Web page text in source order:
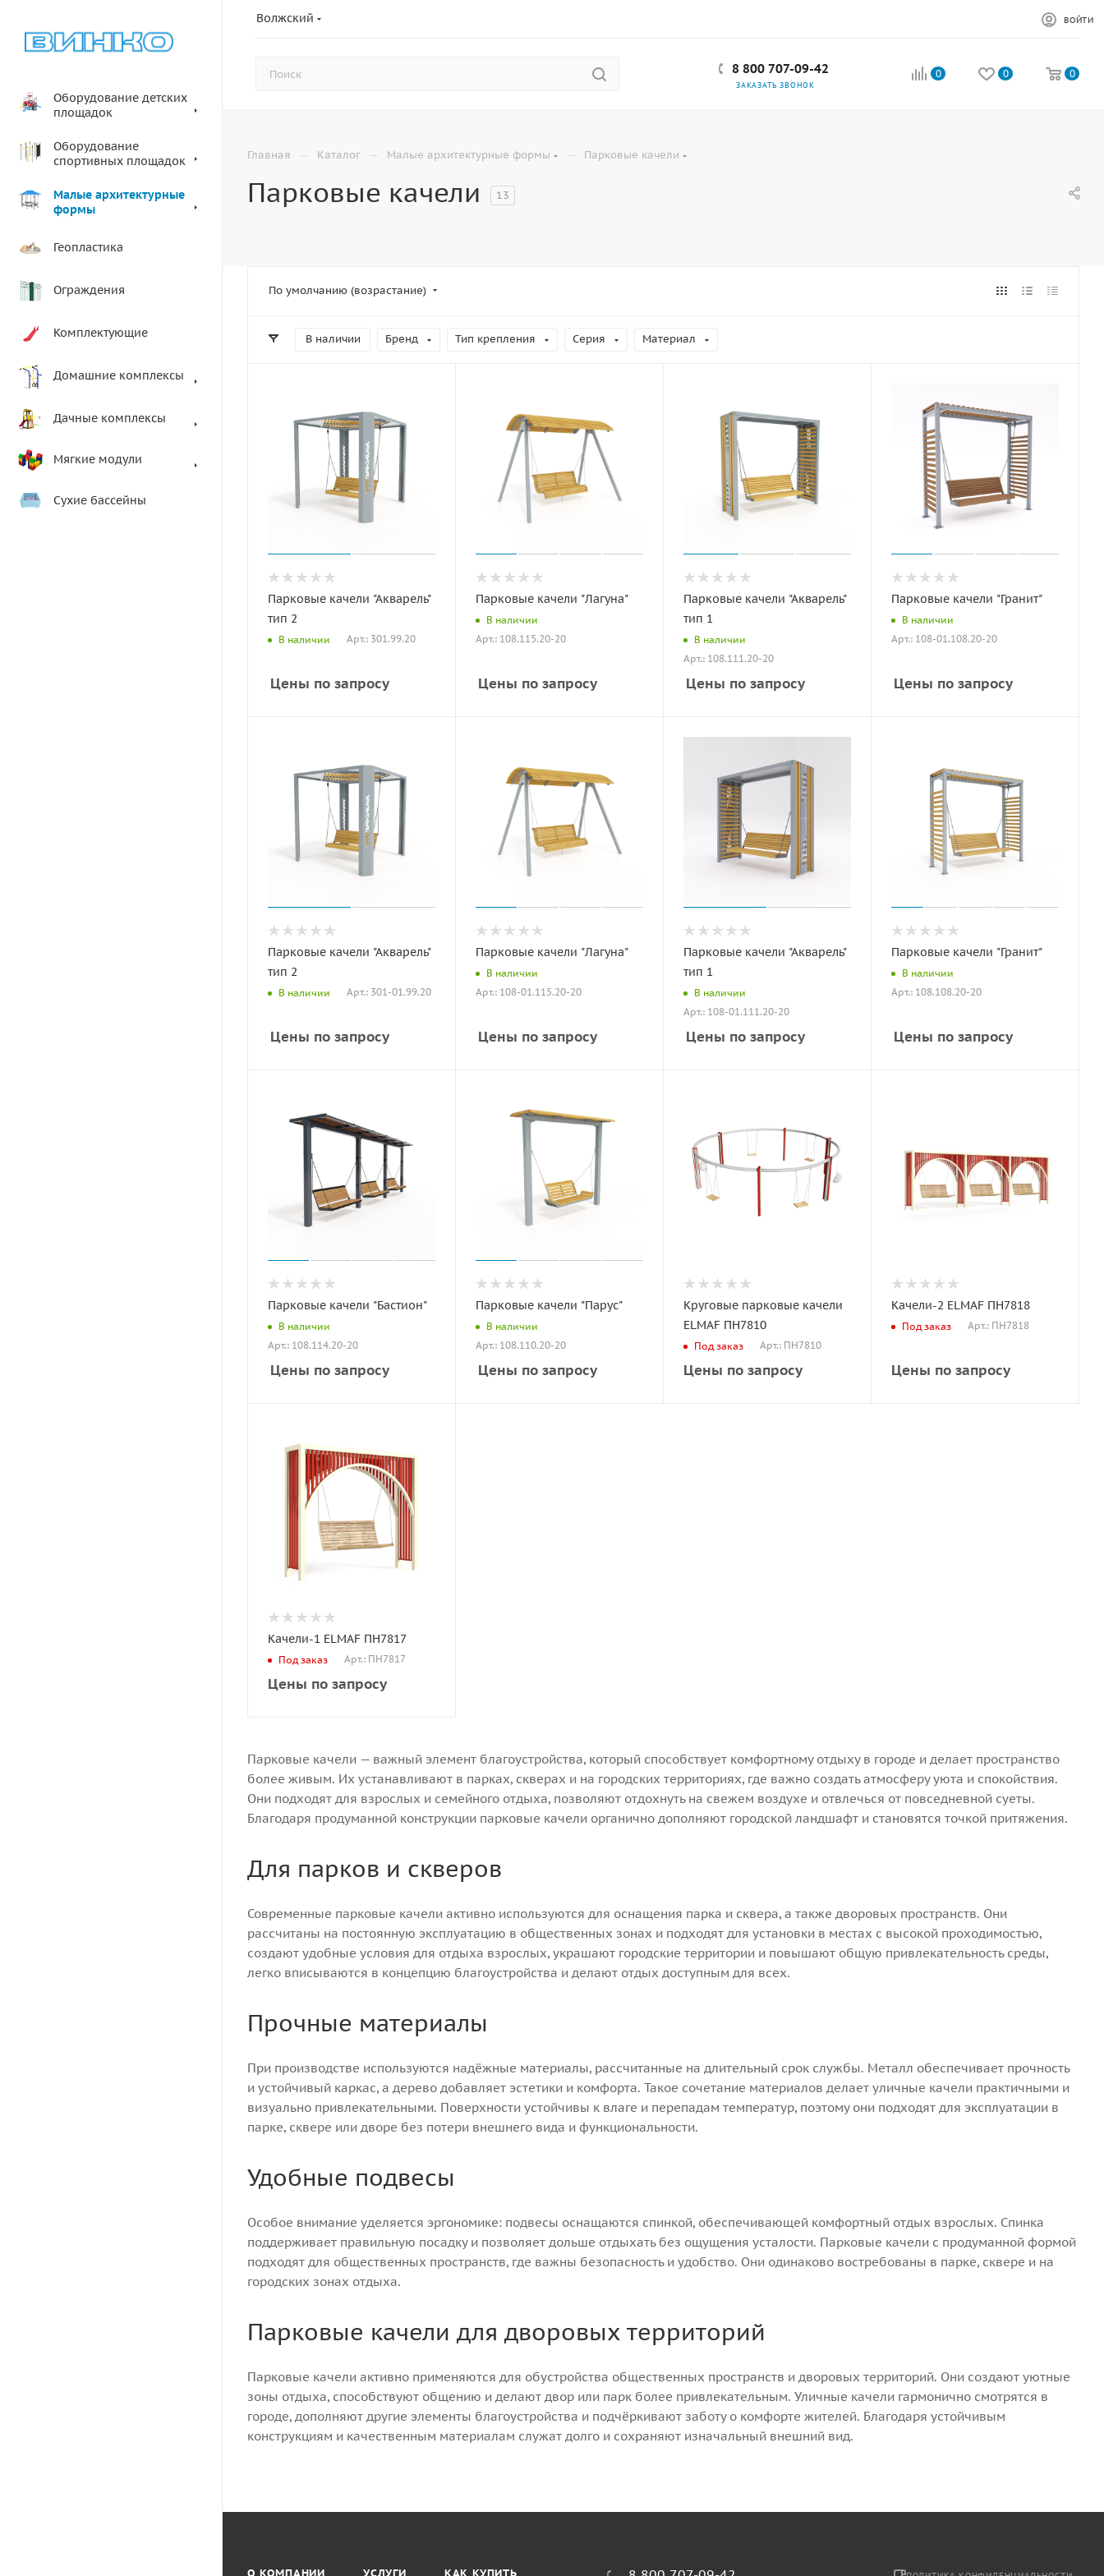
Волжский ВОЙТИ
8 800 707-09-42
ЗАКАЗАТЬ ЗВОНОК
0 0 0
Оборудование детских
площадок
Оборудование
спортивных площадок
Малые архитектурные
формы
Геопластика
Ограждения
Комплектующие
Домашние комплексы
Дачные комплексы
Мягкие модули
Сухие бассейны
Главная — Каталог — Малые архитектурные формы — Парковые качели
Парковые качели 13
По умолчанию (возрастание)
В наличии Бренд Тип крепления Серия Материал
Парковые качели "Акварель"
тип 2
В наличии Арт.: 301.99.20
Цены по запросу
Парковые качели "Лагуна"
В наличии
Арт.: 108.115.20-20
Цены по запросу
Парковые качели "Акварель"
тип 1
В наличии
Арт.: 108.111.20-20
Цены по запросу
Парковые качели "Гранит"
В наличии
Арт.: 108-01.108.20-20
Цены по запросу
Парковые качели "Акварель"
тип 2
В наличии Арт.: 301-01.99.20
Цены по запросу
Парковые качели "Лагуна"
В наличии
Арт.: 108-01.115.20-20
Цены по запросу
Парковые качели "Акварель"
тип 1
В наличии
Арт.: 108-01.111.20-20
Цены по запросу
Парковые качели "Гранит"
В наличии
Арт.: 108.108.20-20
Цены по запросу
Парковые качели "Бастион"
В наличии
Арт.: 108.114.20-20
Цены по запросу
Парковые качели "Парус"
В наличии
Арт.: 108.110.20-20
Цены по запросу
Круговые парковые качели
ELMAF ПН7810
Под заказ Арт.: ПН7810
Цены по запросу
Качели-2 ELMAF ПН7818
Под заказ Арт.: ПН7818
Цены по запросу
Качели-1 ELMAF ПН7817
Под заказ Арт.: ПН7817
Цены по запросу
Парковые качели — важный элемент благоустройства, который способствует комфортному отдыху в городе и делает пространство
более живым. Их устанавливают в парках, скверах и на городских территориях, где важно создать атмосферу уюта и спокойствия.
Они подходят для взрослых и семейного отдыха, позволяют отдохнуть на свежем воздухе и отвлечься от повседневной суеты.
Благодаря продуманной конструкции парковые качели органично дополняют городской ландшафт и становятся точкой притяжения.
Для парков и скверов
Современные парковые качели активно используются для оснащения парка и сквера, а также дворовых пространств. Они
рассчитаны на постоянную эксплуатацию в общественных зонах и подходят для установки в местах с высокой проходимостью,
создают удобные условия для отдыха взрослых, украшают городские территории и повышают общую привлекательность среды,
легко вписываются в концепцию благоустройства и делают отдых доступным для всех.
Прочные материалы
При производстве используются надёжные материалы, рассчитанные на длительный срок службы. Металл обеспечивает прочность
и устойчивый каркас, а дерево добавляет эстетики и комфорта. Такое сочетание материалов делает уличные качели практичными и
визуально привлекательными. Поверхности устойчивы к влаге и перепадам температур, поэтому они подходят для эксплуатации в
парке, сквере или дворе без потери внешнего вида и функциональности.
Удобные подвесы
Особое внимание уделяется эргономике: подвесы оснащаются спинкой, обеспечивающей комфортный отдых взрослых. Спинка
поддерживает правильную посадку и позволяет дольше отдыхать без ощущения усталости. Парковые качели с продуманной формой
подходят для общественных пространств, где важны безопасность и удобство. Они одинаково востребованы в парке, сквере и на
городских зонах отдыха.
Парковые качели для дворовых территорий
Парковые качели активно применяются для обустройства общественных пространств и дворовых территорий. Они создают уютные
зоны отдыха, способствуют общению и делают двор или парк более привлекательным. Уличные качели гармонично смотрятся в
городе, дополняют другие элементы благоустройства и подчёркивают заботу о комфорте жителей. Благодаря устойчивым
конструкциям и качественным материалам служат долго и сохраняют изначальный внешний вид.
О КОМПАНИИ УСЛУГИ КАК КУПИТЬ